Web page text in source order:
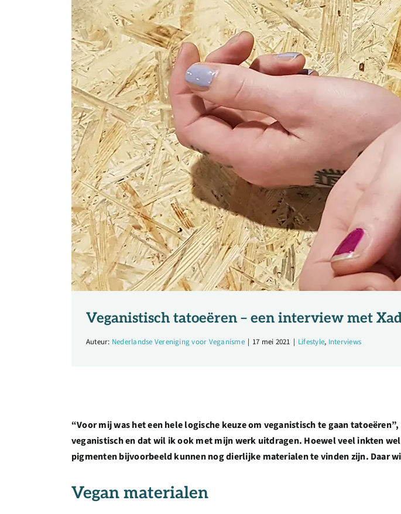
Veganistisch tatoeëren – een interview met
Auteur: Nederlandse Vereniging voor Veganisme | 17 mei 2021 | Lifestyle, Interviews
“Voor mij was het een hele logische keuze om veganistisch te gaan
veganistisch en dat wil ik ook met mijn werk uitdragen. Hoewel veel inkten
pigmenten bijvoorbeeld kunnen nog dierlijke materialen te vinden zijn. Daar
Vegan materialen